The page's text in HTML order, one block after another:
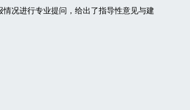
况进行专业提问，给出了指导性意见与建